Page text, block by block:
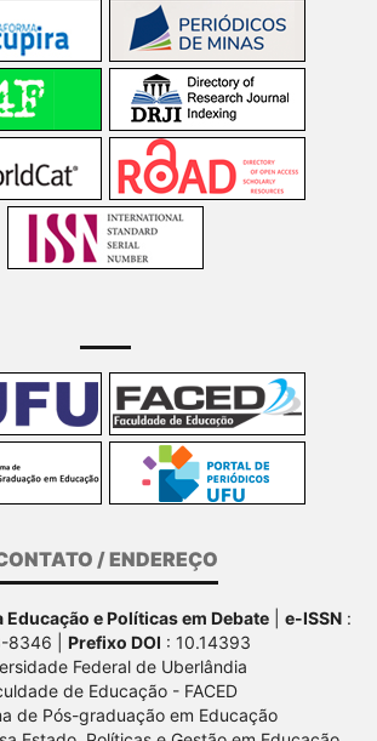
/ ENDEREÇO
Educação e Políticas em Debate| e-ISSN:
8346 | Prefixo DOI : 10.14393
Federal de Uberlândia
de Educação - FACED
de Pós-graduação em Educação